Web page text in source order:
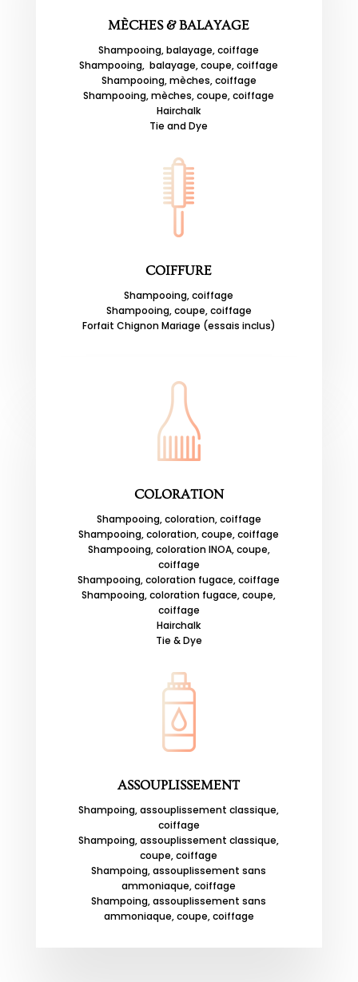
MÈCHES & BALAYAGE
Shampooing, balayage, coiffage
Shampooing, balayage, coupe, coiffage
Shampooing, mèches, coiffage
Shampooing, mèches, coupe, coiffage
Hairchalk
Tie and Dye
COIFFURE
Shampooing, coiffage
Shampooing, coupe, coiffage
Forfait Chignon Mariage (essais inclus)
COLORATION
Shampooing, coloration, coiffage
Shampooing, coloration, coupe, coiffage
Shampooing, coloration INOA, coupe,
coiffage
Shampooing, coloration fugace, coiffage
Shampooing, coloration fugace, coupe,
coiffage
Hairchalk
Tie & Dye
ASSOUPLISSEMENT
Shampoing, assouplissement classique,
coiffage
Shampoing, assouplissement classique,
coupe, coiffage
Shampoing, assouplissement sans
ammoniaque, coiffage
Shampoing, assouplissement sans
ammoniaque, coupe, coiffage